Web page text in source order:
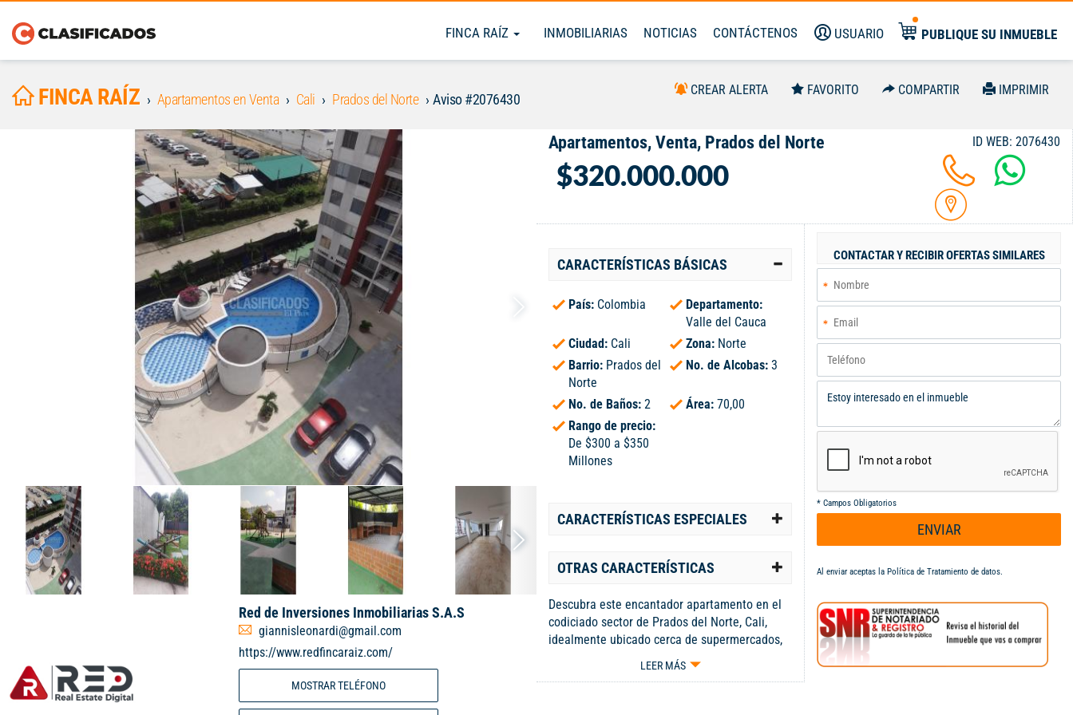
FINCA RAÍZ INMOBILIARIAS NOTICIAS CONTÁCTENOS USUARIO PUBLIQUE SU INMUEBLE
FINCA RAÍZ Apartamentos en Venta Cali Prados del Norte Aviso #2076430
CREAR ALERTA FAVORITO COMPARTIR IMPRIMIR
Red de Inversiones Inmobiliarias S.A.S
giannisleonardi@gmail.com
https://www.redfincaraiz.com/
MOSTRAR TELÉFONO
Apartamentos, Venta, Prados del Norte
$320.000.000
ID WEB: 2076430
CARACTERÍSTICAS BÁSICAS
País: Colombia
Departamento:
Valle del Cauca
Ciudad: Cali Zona: Norte
Barrio: Prados del
Norte
No. de Alcobas: 3
No. de Baños: 2 Área: 70,00
Rango de precio:
De $300 a $350
Millones
CARACTERÍSTICAS ESPECIALES
OTRAS CARACTERÍSTICAS
Descubra este encantador apartamento en el
codiciado sector de Prados del Norte, Cali,
idealmente ubicado cerca de supermercados,
centros comerciales, parques y transporte
público. Este moderno inmueble, con apenas
LEER MÁS
CONTACTAR Y RECIBIR OFERTAS SIMILARES
* Campos Obligatorios
ENVIAR
Al enviar aceptas la Política de Tratamiento de datos.